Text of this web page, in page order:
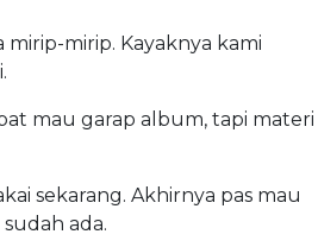
mirip. Kayaknya kami
mau garap album, tapi materi
sekarang. Akhirnya pas mau
ada.